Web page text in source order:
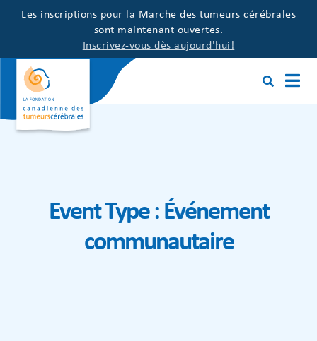
Les inscriptions pour la Marche des tumeurs cérébrales
sont maintenant ouvertes.
Inscrivez-vous dès aujourd'hui!
Event Type :Événement
communautaire